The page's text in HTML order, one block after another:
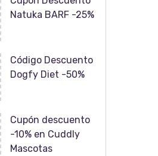
Natuka BARF -25%
Código Descuento
Dogfy Diet -50%
Cupón descuento
-10% en Cuddly
Mascotas